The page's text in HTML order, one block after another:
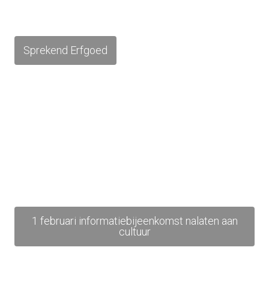
Sprekend Erfgoed
1 februari informatiebijeenkomst nalaten aan
cultuur